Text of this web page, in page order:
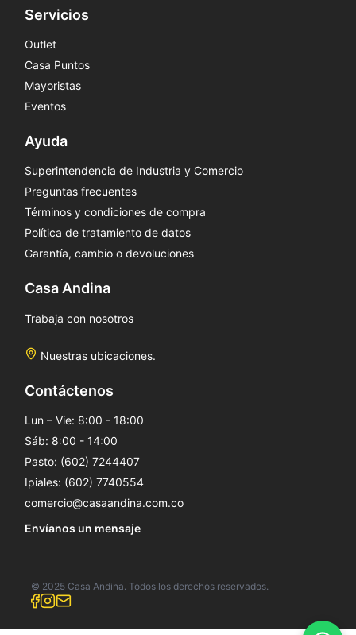
Servicios
Outlet
Casa Puntos
Mayoristas
Eventos
Ayuda
Superintendencia de Industria y Comercio
Preguntas frecuentes
Términos y condiciones de compra
Política de tratamiento de datos
Garantía, cambio o devoluciones
Casa Andina
Trabaja con nosotros
Nuestras ubicaciones.
Contáctenos
Lun – Vie: 8:00 - 18:00
Sáb: 8:00 - 14:00
Pasto: (602) 7244407
Ipiales: (602) 7740554
comercio@casaandina.com.co
Envíanos un mensaje
© 2025 Casa Andina. Todos los derechos reservados.